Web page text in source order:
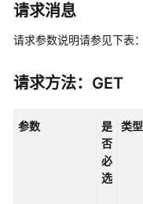
布
营
商
请求消息
请求参数说明请参见下表：
请求方法：GET
参数
是
否
必
选
类型